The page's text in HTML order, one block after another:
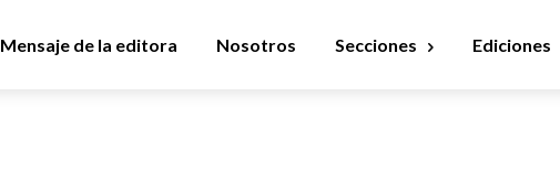
Mensaje de la editora Nosotros Secciones Ediciones